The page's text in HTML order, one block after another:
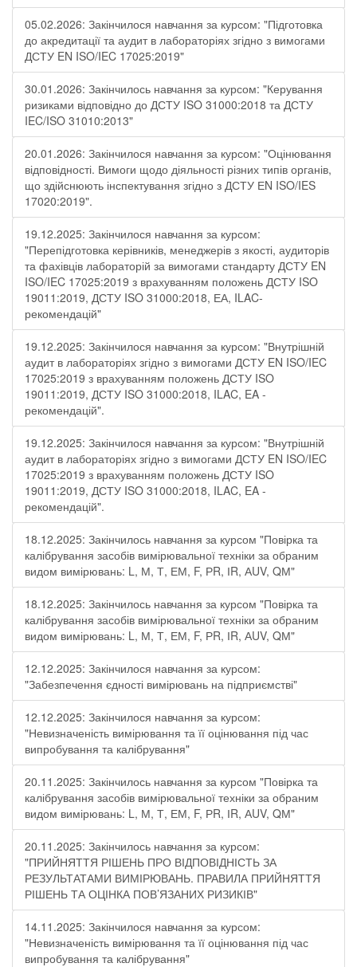
05.02.2026: Закінчилося навчання за курсом: "Підготовка
до акредитації та аудит в лабораторіях згідно з вимогами
ДСТУ EN ISO/IEC 17025:2019"
30.01.2026: Закінчилось навчання за курсом: "Керування
ризиками відповідно до ДСТУ ISO 31000:2018 та ДСТУ
IEC/ISO 31010:2013"
20.01.2026: Закінчилося навчання за курсом: "Оцінювання
відповідності. Вимоги щодо діяльності різних типів органів,
що здійснюють інспектування згідно з ДСТУ ЕN ISO/IES
17020:2019".
19.12.2025: Закінчилося навчання за курсом:
"Перепідготовка керівників, менеджерів з якості, аудиторів
та фахівців лабораторій за вимогами стандарту ДСТУ EN
ISO/IEC 17025:2019 з врахуванням положень ДСТУ ISO
19011:2019, ДСТУ ISO 31000:2018, ЕА, ILAC-
рекомендацій"
19.12.2025: Закінчилося навчання за курсом: "Внутрішній
аудит в лабораторіях згідно з вимогами ДСТУ EN ISO/IEC
17025:2019 з врахуванням положень ДСТУ ISO
19011:2019, ДСТУ ISO 31000:2018, ILAC, EA -
рекомендацій".
19.12.2025: Закінчилося навчання за курсом: "Внутрішній
аудит в лабораторіях згідно з вимогами ДСТУ EN ISO/IEC
17025:2019 з врахуванням положень ДСТУ ISO
19011:2019, ДСТУ ISO 31000:2018, ILAC, EA -
рекомендацій".
18.12.2025: Закінчилось навчання за курсом "Повірка та
калібрування засобів вимірювальної техніки за обраним
видом вимірювань: L, М, Т, ЕМ, F, РR, ІR, АUV, QМ"
18.12.2025: Закінчилось навчання за курсом "Повірка та
калібрування засобів вимірювальної техніки за обраним
видом вимірювань: L, М, Т, ЕМ, F, РR, ІR, АUV, QМ"
12.12.2025: Закінчилося навчання за курсом:
"Забезпечення єдності вимірювань на підприємстві"
12.12.2025: Закінчилося навчання за курсом:
"Невизначеність вимірювання та її оцінювання під час
випробування та калібрування"
20.11.2025: Закінчилось навчання за курсом "Повірка та
калібрування засобів вимірювальної техніки за обраним
видом вимірювань: L, М, Т, ЕМ, F, РR, ІR, АUV, QМ"
20.11.2025: Закінчилось навчання за курсом:
"ПРИЙНЯТТЯ РІШЕНЬ ПРО ВІДПОВІДНІСТЬ ЗА
РЕЗУЛЬТАТАМИ ВИМІРЮВАНЬ. ПРАВИЛА ПРИЙНЯТТЯ
РІШЕНЬ ТА ОЦІНКА ПОВ’ЯЗАНИХ РИЗИКІВ"
14.11.2025: Закінчилося навчання за курсом:
"Невизначеність вимірювання та її оцінювання під час
випробування та калібрування"